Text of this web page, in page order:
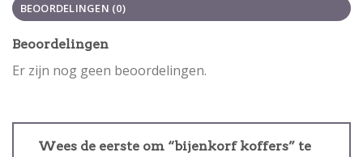
BEOORDELINGEN (0)
Beoordelingen
Er zijn nog geen beoordelingen.
Wees de eerste om “bijenkorf koffers” te